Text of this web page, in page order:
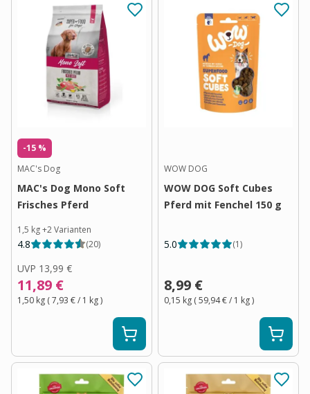
-15 %
MAC's Dog
MAC's Dog Mono Soft
Frisches Pferd
1,5 kg+2Varianten
4.8 (20)
UVP 13,99 €
11,89 €
1,50 kg (7,93 €/ 1 kg)
WOW DOG
WOW DOG Soft Cubes
Pferd mit Fenchel 150 g
5.0 (1)
8,99 €
0,15 kg (59,94 €/ 1 kg)